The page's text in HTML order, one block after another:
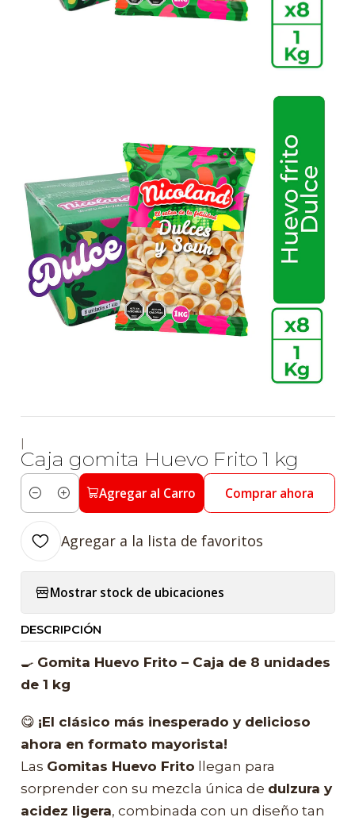
|
Caja gomita Huevo Frito 1 kg
Cantidad
Agregar al Carro Comprar ahora
Agregar a la lista de favoritos
Mostrar stock de ubicaciones
DESCRIPCIÓN
🍳 Gomita Huevo Frito – Caja de 8 unidades
de 1 kg
😋 ¡El clásico más inesperado y delicioso
ahora en formato mayorista!
Las Gomitas Huevo Frito llegan para
sorprender con su mezcla única de dulzura y
acidez ligera, combinada con un diseño tan